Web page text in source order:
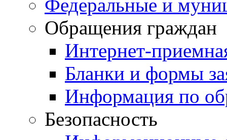
Федеральные и
Обращения граждан
Интернет-
Бланки и формы
Информация по
Безопасность